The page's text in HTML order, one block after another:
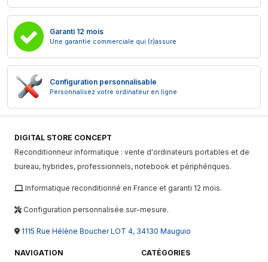
Garanti 12 mois
Une garantie commerciale qui (r)assure
Configuration personnalisable
Personnalisez votre ordinateur en ligne
DIGITAL STORE CONCEPT
Reconditionneur informatique : vente d'ordinateurs portables et de
bureau, hybrides, professionnels, notebook et périphériques.
Informatique reconditionné en France et garanti 12 mois.
Configuration personnalisée sur-mesure.
1115 Rue Hélène Boucher LOT 4, 34130 Mauguio
NAVIGATION
CATÉGORIES